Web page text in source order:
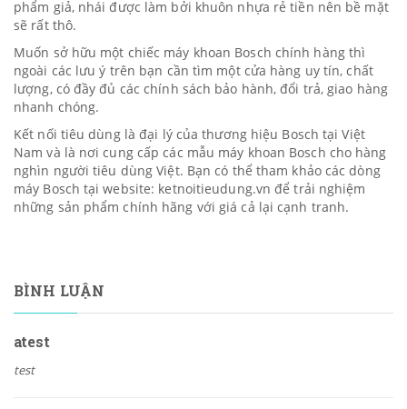
phẩm giả, nhái được làm bởi khuôn nhựa rẻ tiền nên bề mặt
sẽ rất thô.
Muốn sở hữu một chiếc máy khoan Bosch chính hàng thì
ngoài các lưu ý trên bạn cần tìm một cửa hàng uy tín, chất
lượng, có đầy đủ các chính sách bảo hành, đổi trả, giao hàng
nhanh chóng.
Kết nối tiêu dùnglà đại lý của thương hiệu Bosch tại Việt
Nam và là nơi cung cấp các mẫu máy khoan Bosch cho hàng
nghìn người tiêu dùng Việt. Bạn có thể tham khảo các dòng
máy Bosch tại website: ketnoitieudung.vn để trải nghiệm
những sản phẩm chính hãng với giá cả lại cạnh tranh.
BÌNH LUẬN
atest
test